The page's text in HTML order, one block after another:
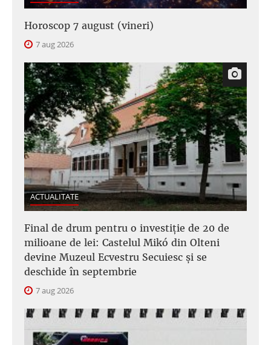
Horoscop 7 august (vineri)
7 aug 2026
ACTUALITATE
Final de drum pentru o investiție de 20 de
milioane de lei: Castelul Mikó din Olteni
devine Muzeul Ecvestru Secuiesc și se
deschide în septembrie
7 aug 2026